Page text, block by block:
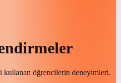
kullanan öğrencilerin deneyimleri.